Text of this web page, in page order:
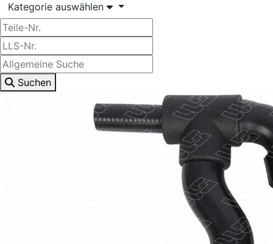
Kategorie auswählen
Suchen